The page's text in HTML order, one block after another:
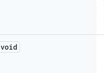
void